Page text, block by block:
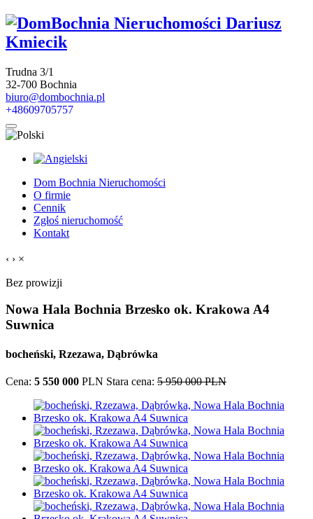
Trudna 3/1
32-700 Bochnia
biuro@dombochnia.pl
+48609705757
Dom Bochnia Nieruchomości
O firmie
Cennik
Zgłoś nieruchomość
Kontakt
‹ › ×
Bez prowizji
Nowa Hala Bochnia Brzesko ok. Krakowa A4
Suwnica
bocheński, Rzezawa, Dąbrówka
Cena: 5 550 000 PLN Stara cena: 5 950 000 PLN